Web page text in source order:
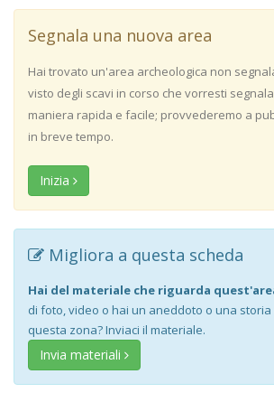
Segnala una nuova area
Hai trovato un'area archeologica non
visto degli scavi in corso che vorresti
maniera rapida e facile; provvederemo a
in breve tempo.
Inizia
Migliora a questa scheda
Hai del materiale che riguarda
di foto, video o hai un aneddoto o una
questa zona? Inviaci il materiale.
Invia materiali